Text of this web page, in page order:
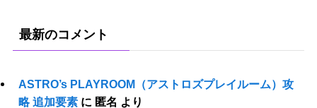
イ
最新のコメント
ASTRO’s PLAYROOM（アストロズプレイルーム）攻
略 追加要素に 匿名 より